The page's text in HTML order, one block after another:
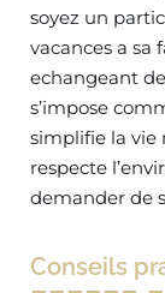
soyez un
vacances a
echangeant
s’impose
simplifie la vie
respecte
demander de
Conseils